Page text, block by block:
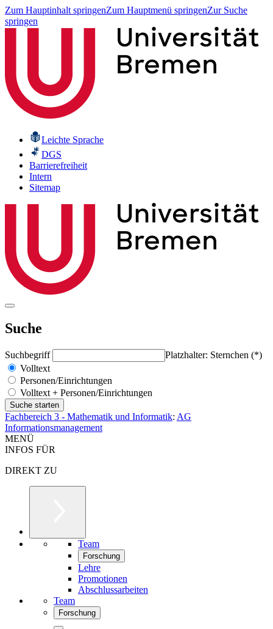
Zum Hauptinhalt springenZum Hauptmenü springenZur Suche
springen
Leichte Sprache
DGS
Barrierefreiheit
Intern
Sitemap
Suche
Suchbegriff
Platzhalter: Sternchen (*)
Volltext
Personen/Einrichtungen
Volltext + Personen/Einrichtungen
Fachbereich 3 - Mathematik und Informatik: AG
Informationsmanagement
MENÜ
INFOS FÜR
DIREKT ZU
Team
Forschung
Lehre
Promotionen
Abschlussarbeiten
Team
Forschung